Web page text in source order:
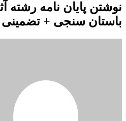
نوشتن پایان نامه رشته
باستان سنجی + تضمینی